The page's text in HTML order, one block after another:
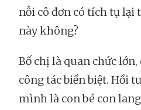
nỗi cô đơn có tích tụ lại
này không?
Bố chị là quan chức lớn,
công tác biền biệt. Hồi
mình là con bé con